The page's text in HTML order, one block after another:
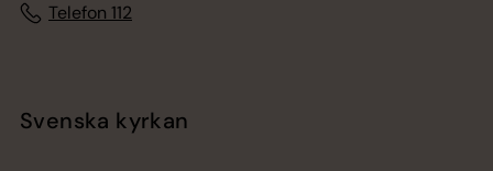
Telefon 112
Svenska kyrkan